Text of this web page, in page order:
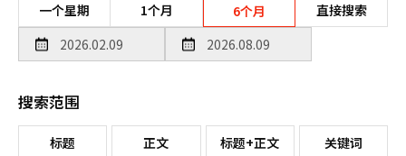
一个星期 1个月 6个月 直接搜索
搜索范围
标题 正文 标题+正文 关键词